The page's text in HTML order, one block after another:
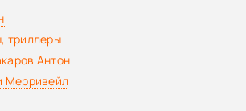
эту странную и тревожную загадку.
триллеры
Антон
Мерривейл